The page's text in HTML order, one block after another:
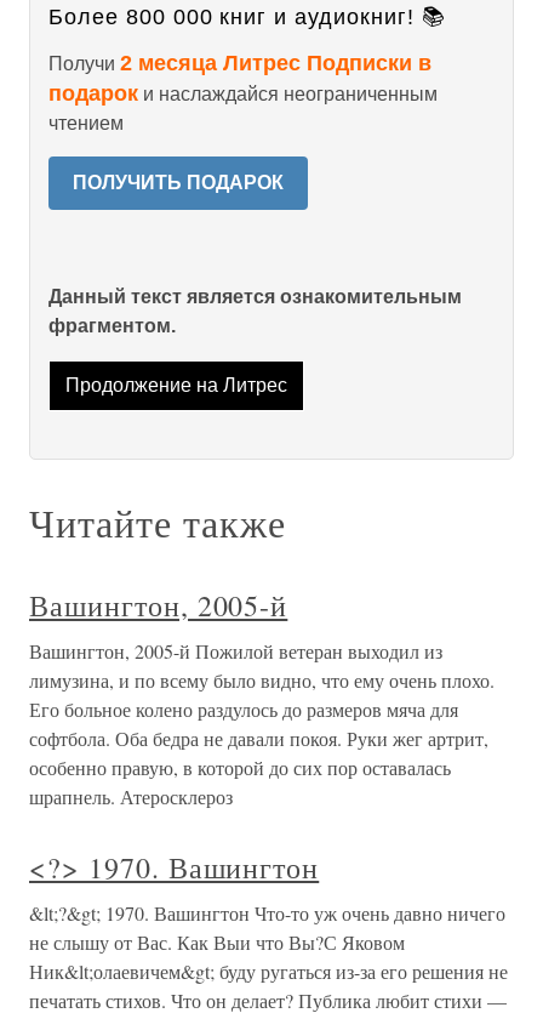
Более 800 000 книг и аудиокниг! 📚
Получи 2 месяца Литрес Подписки в
подарок и наслаждайся неограниченным
чтением
ПОЛУЧИТЬ ПОДАРОК
Данный текст является ознакомительным
фрагментом.
Продолжение на Литрес
Читайте также
Вашингтон, 2005-й
Вашингтон, 2005-й Пожилой ветеран выходил из
лимузина, и по всему было видно, что ему очень плохо.
Его больное колено раздулось до размеров мяча для
софтбола. Оба бедра не давали покоя. Руки жег артрит,
особенно правую, в которой до сих пор оставалась
шрапнель. Атеросклероз
<?> 1970. Вашингтон
&lt;?&gt; 1970. Вашингтон Что-то уж очень давно ничего
не слышу от Вас. Как Выи что Вы?С Яковом
Ник&lt;олаевичем&gt; буду ругаться из-за его решения не
печатать стихов. Что он делает? Публика любит стихи —